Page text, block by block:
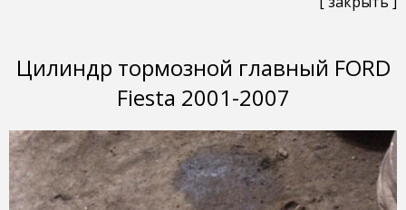
Цилиндр тормозной главный FORD
Fiesta 2001-2007